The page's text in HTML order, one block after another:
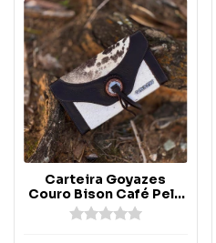
Carteira Goyazes
Couro Bison Café Pelo
Manchado - C-2630